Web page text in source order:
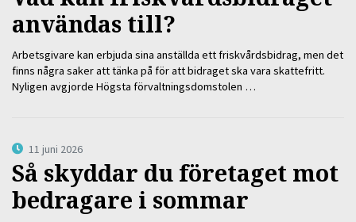
användas till?
Arbetsgivare kan erbjuda sina anställda ett friskvårdsbidrag, men det
finns några saker att tänka på för att bidraget ska vara skattefritt.
Nyligen avgjorde Högsta förvaltningsdomstolen …
11 juni 2026
Så skyddar du företaget mot
bedragare i sommar